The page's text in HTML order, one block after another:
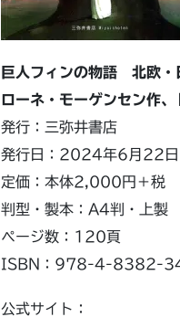
巨人フィンの物語 北欧・
ローネ・モーゲンセン作
発行：三弥井書店
発行日：2024年6月22日
定価：本体2,000円＋税
判型・製本：A4判・上製
ページ数：120頁
ISBN：978-4-8382-
公式サイト：